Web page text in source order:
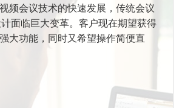
频会议技术的快速发展，传统会议
面临巨大变革。客户现在期望获得
大功能，同时又希望操作简便直